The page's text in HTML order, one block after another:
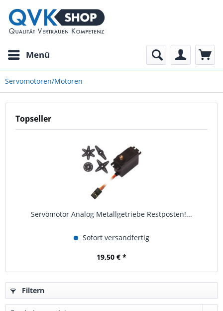
Menü
Servomotoren/Motoren
Topseller
Servomotor Analog Metallgetriebe Restposten!...
Sofort versandfertig
19,50 € *
Filtern